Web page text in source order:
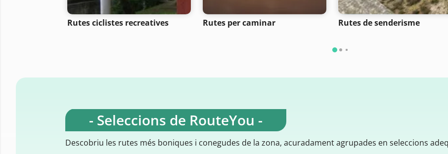
Rutes ciclistes recreatives Rutes per caminar Rutes de senderisme
- Seleccions de RouteYou -
Descobriu les rutes més boniques i conegudes de la zona, acuradament agrupades en seleccions